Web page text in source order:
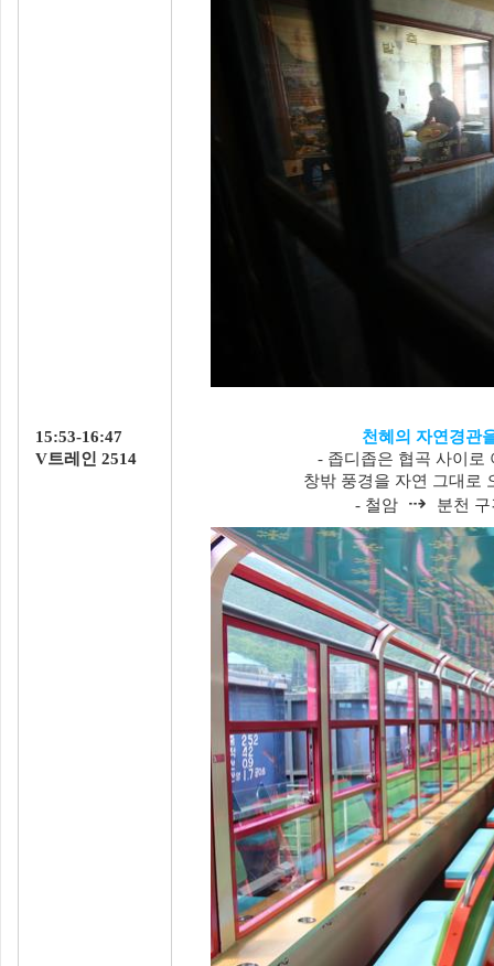
15:53-16:47
V트레인 2514
천혜의 자연경관
- 좁디좁은 협곡 사이로
창밖 풍경을 자연 그대로
- 철암
⇢ 분천